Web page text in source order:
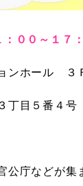
００～１７
ンホール ３
丁目５番４
公庁などが集